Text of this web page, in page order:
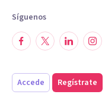
Síguenos
Accede Regístrate